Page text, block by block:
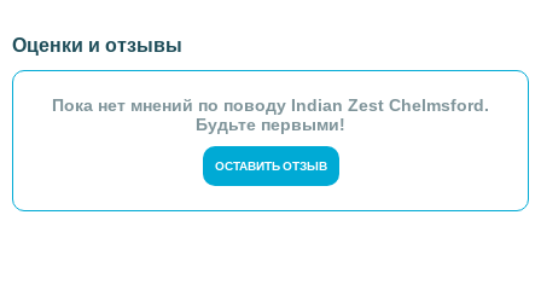
Оценки и отзывы
Пока нет мнений по поводу Indian Zest Chelmsford.
Будьте первыми!
ОСТАВИТЬ ОТЗЫВ